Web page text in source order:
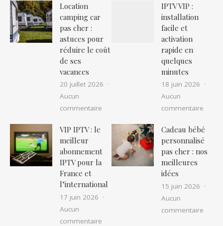
Location
camping car
pas cher :
astuces pour
réduire le coût
de ses
vacances
20 juillet 2026
Aucun
commentaire sur Location camping car pas cher :
IPTV VIP :
installation
facile et
activation
rapide en
quelques
minutes
18 juin 2026
Aucun
commentaire
VIP IPTV : le
meilleur
abonnement
IPTV pour la
France et
l’international
17 juin 2026
Aucun
commentaire
Cadeau bébé
personnalisé
pas cher : nos
meilleures
idées
15 juin 2026
Aucun
commentaire